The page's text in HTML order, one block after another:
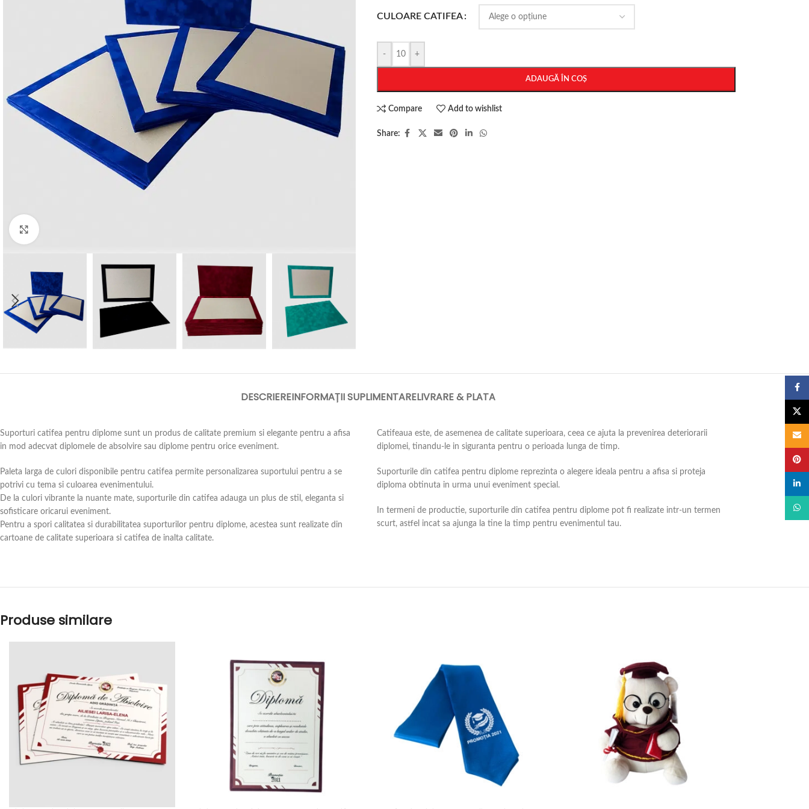
CULOARE CATIFEA
- +
ADAUGĂ ÎN COȘ
Compare Add to wishlist
Share:
DESCRIEREINFORMAȚII SUPLIMENTARELIVRARE & PLATA
Suporturi catifea pentru diplome sunt un produs de calitate premium si elegante pentru a afisa
in mod adecvat diplomele de absolvire sau diplome pentru orice eveniment.
Paleta larga de culori disponibile pentru catifea permite personalizarea suportului pentru a se
potrivi cu tema si culoarea evenimentului.
De la culori vibrante la nuante mate, suporturile din catifea adauga un plus de stil, eleganta si
sofisticare oricarui eveniment.
Pentru a spori calitatea si durabilitatea suporturilor pentru diplome, acestea sunt realizate din
cartoane de calitate superioara si catifea de inalta calitate.
Catifeaua este, de asemenea de calitate superioara, ceea ce ajuta la prevenirea deteriorarii
diplomei, tinandu-le in siguranta pentru o perioada lunga de timp.
Suporturile din catifea pentru diplome reprezinta o alegere ideala pentru a afisa si proteja
diploma obtinuta in urma unui eveniment special.
In termeni de productie, suporturile din catifea pentru diplome pot fi realizate intr-un termen
scurt, astfel incat sa ajunga la tine la timp pentru evenimentul tau.
Produse similare
Email